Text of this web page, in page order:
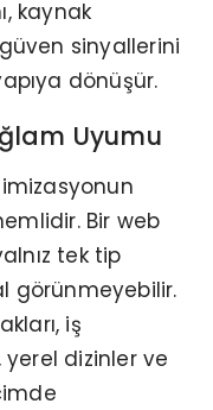
kaynak
sinyallerini
dönüşür.
Uyumu
Bir web
tek tip
görünmeyebilir.
iş
yerel dizinler ve